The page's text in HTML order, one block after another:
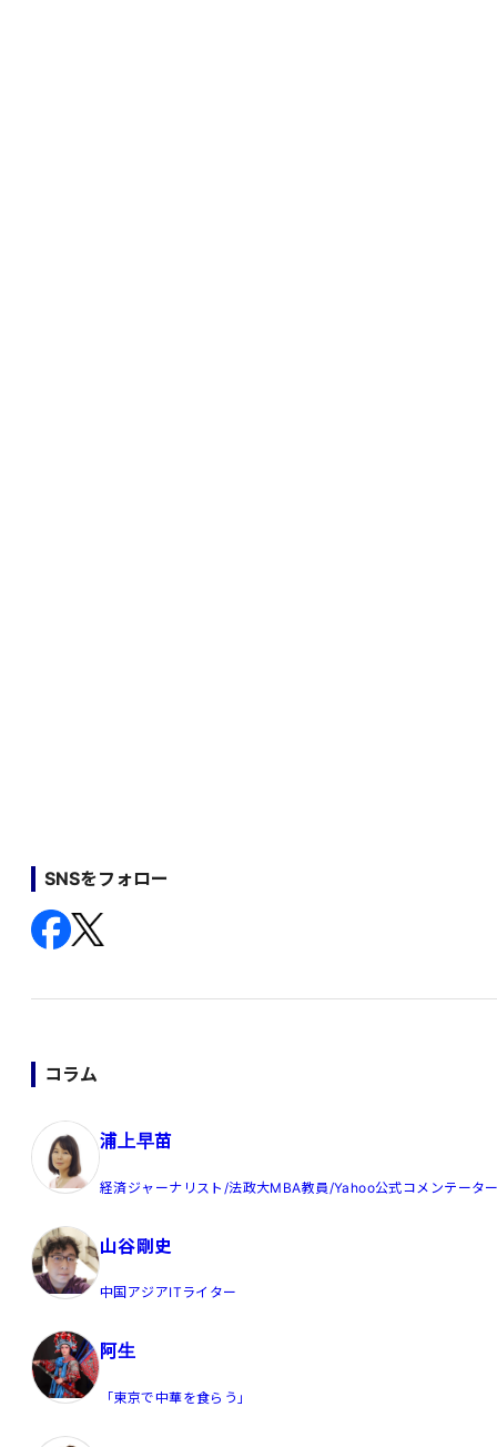
SNSをフォロー
コラム
浦上早苗
経済ジャーナリスト/法政大MBA教員/Yahoo公式コメンテータ
山谷剛史
中国アジアITライター
阿生
「東京で中華を食らう」